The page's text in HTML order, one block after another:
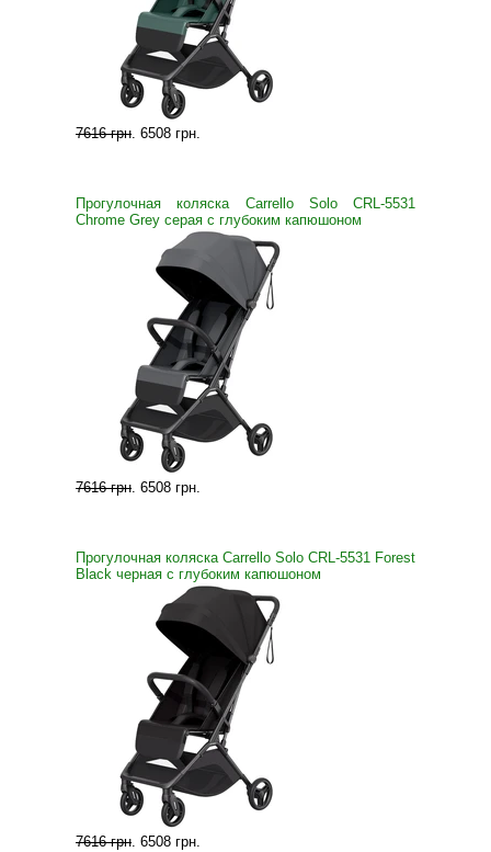
7616 грн. 6508 грн.
Прогулочная коляска Carrello Solo CRL-5531
Chrome Grey серая с глубоким капюшоном
7616 грн. 6508 грн.
Прогулочная коляска Carrello Solo CRL-5531 Forest
Black черная с глубоким капюшоном
7616 грн. 6508 грн.